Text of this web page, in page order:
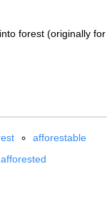
forest (originally for
afforestable
afforested